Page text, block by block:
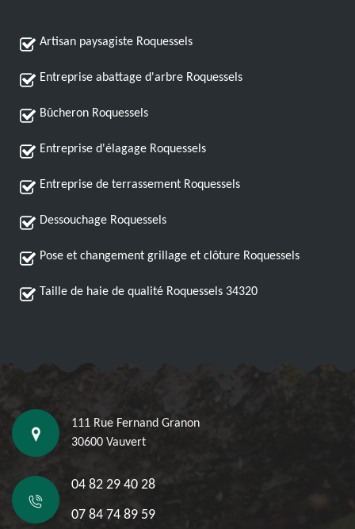
Artisan paysagiste Roquessels
Entreprise abattage d'arbre Roquessels
Bûcheron Roquessels
Entreprise d'élagage Roquessels
Entreprise de terrassement Roquessels
Dessouchage Roquessels
Pose et changement grillage et clôture Roquessels
Taille de haie de qualité Roquessels 34320
111 Rue Fernand Granon
30600 Vauvert
04 82 29 40 28
07 84 74 89 59